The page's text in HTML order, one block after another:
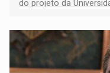
do projeto da